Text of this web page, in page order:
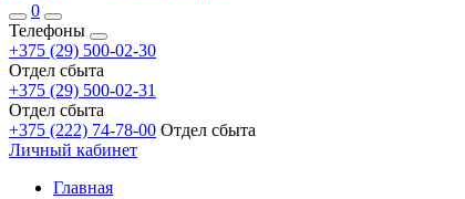
0
Телефоны
+375 (29) 500-02-30
Отдел сбыта
+375 (29) 500-02-31
Отдел сбыта
+375 (222) 74-78-00 Отдел сбыта
Личный кабинет
Главная